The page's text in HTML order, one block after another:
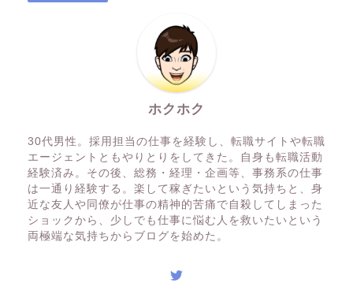
ホクホク
30代男性。採用担当の仕事を経験し、転職サイトや転職
エージェントともやりとりをしてきた。自身も転職活動
経験済み。その後、総務・経理・企画等、事務系の仕事
は一通り経験する。楽して稼ぎたいという気持ちと、身
近な友人や同僚が仕事の精神的苦痛で自殺してしまった
ショックから、少しでも仕事に悩む人を救いたいという
両極端な気持ちからブログを始めた。